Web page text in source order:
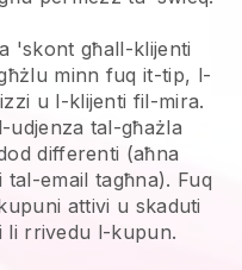
'skont għall-klijenti
minn fuq it-tip, l-
u l-klijenti fil-mira.
udjenza tal-għażla
differenti (aħna
email tagħna). Fuq
attivi u skaduti
li rrivedu l-kupun.